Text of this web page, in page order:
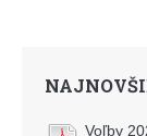
Voľby